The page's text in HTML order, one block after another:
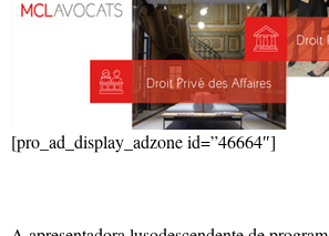
[pro_ad_display_adzone id=”46664″]